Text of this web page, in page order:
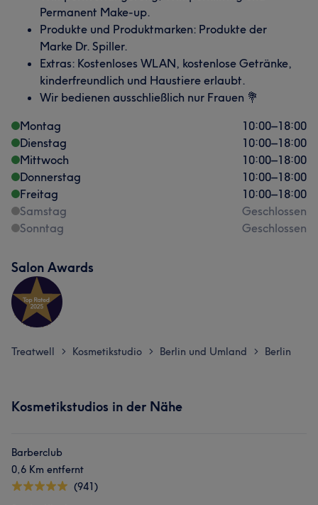
Permanent Make-up.
Produkte und Produktmarken: Produkte der
Marke Dr. Spiller.
Extras: Kostenloses WLAN, kostenlose Getränke,
kinderfreundlich und Haustiere erlaubt.
Wir bedienen ausschließlich nur Frauen 💐
Montag
10:00–18:00
Dienstag
10:00–18:00
Mittwoch
10:00–18:00
Donnerstag
10:00–18:00
Freitag
10:00–18:00
Samstag
Geschlossen
Sonntag
Geschlossen
Salon Awards
Treatwell > Kosmetikstudio > Berlin und Umland > Berlin
Kosmetikstudios in der Nähe
Barberclub
0,6 Km entfernt
(941)